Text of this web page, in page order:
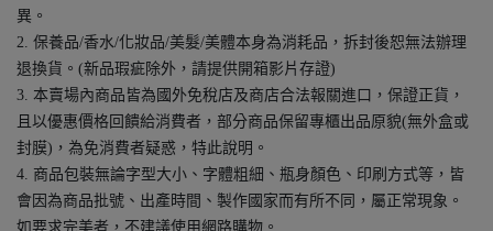
異。
2. 保養品/香水/化妝品/美髮/美體本身為消耗品，拆封後恕無法辦理
退換貨。(新品瑕疵除外，請提供開箱影片存證)
3. 本賣場內商品皆為國外免稅店及商店合法報關進口，保證正貨，
且以優惠價格回饋給消費者，部分商品保留專櫃出品原貌(無外盒或
封膜)，為免消費者疑惑，特此說明。
4. 商品包裝無論字型大小、字體粗細、瓶身顏色、印刷方式等，皆
會因為商品批號、出產時間、製作國家而有所不同，屬正常現象。
如要求完美者，不建議使用網路購物。